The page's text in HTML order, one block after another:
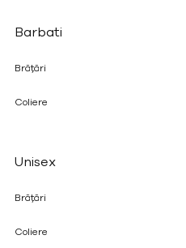
Barbati
Brățări
Coliere
Unisex
Brățări
Coliere